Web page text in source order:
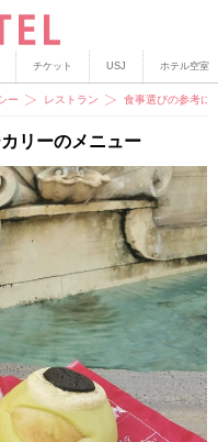
チケット USJ ホテル空室
ー レストラン 食事選びの参考に
リーのメニュー